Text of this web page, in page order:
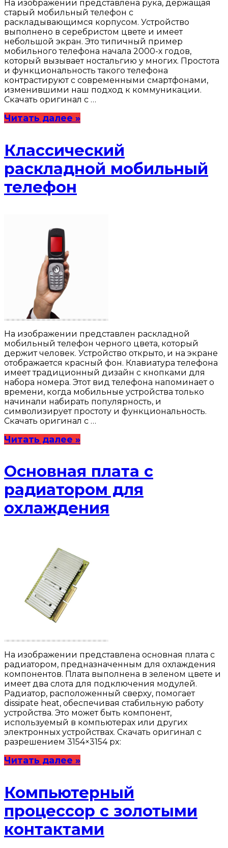
На изображении представлена рука, держащая
старый мобильный телефон с
раскладывающимся корпусом. Устройство
выполнено в серебристом цвете и имеет
небольшой экран. Это типичный пример
мобильного телефона начала 2000-х годов,
который вызывает ностальгию у многих. Простота
и функциональность такого телефона
контрастируют с современными смартфонами,
изменившими наш подход к коммуникации.
Скачать оригинал с …
Читать далее »
Классический
раскладной мобильный
телефон
На изображении представлен раскладной
мобильный телефон черного цвета, который
держит человек. Устройство открыто, и на экране
отображается красный фон. Клавиатура телефона
имеет традиционный дизайн с кнопками для
набора номера. Этот вид телефона напоминает о
времени, когда мобильные устройства только
начинали набирать популярность, и
символизирует простоту и функциональность.
Скачать оригинал с …
Читать далее »
Основная плата с
радиатором для
охлаждения
На изображении представлена основная плата с
радиатором, предназначенным для охлаждения
компонентов. Плата выполнена в зеленом цвете и
имеет два слота для подключения модулей.
Радиатор, расположенный сверху, помогает
dissipate heat, обеспечивая стабильную работу
устройства. Это может быть компонент,
используемый в компьютерах или других
электронных устройствах. Скачать оригинал с
разрешением 3154×3154 px:
Читать далее »
Компьютерный
процессор с золотыми
контактами